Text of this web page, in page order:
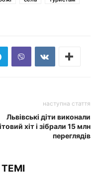
наступна стаття
Львівські діти виконали
хіт і зібрали 15 млн
переглядів